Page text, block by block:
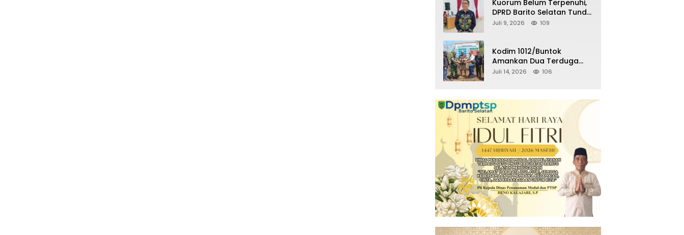
Kuorum Belum Terpenuhi,
DPRD Barito Selatan Tunda
Paripurna Persetujuan
APBD 2025
Juli 9, 2026 109
Kodim 1012/Buntok
Amankan Dua Terduga
Pencuri Aset Perusahaan
Disita
Juli 14, 2026 106